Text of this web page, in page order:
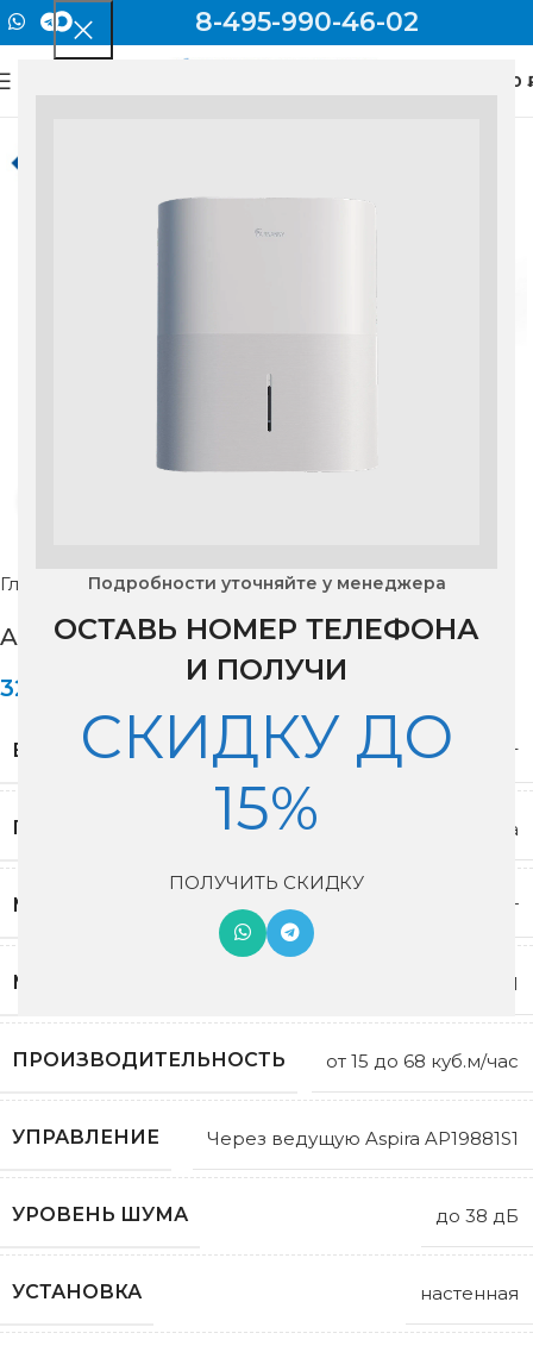
Подробности уточняйте у менеджера
ОСТАВЬ НОМЕР ТЕЛЕФОНА
И ПОЛУЧИ
СКИДКУ ДО
15%
ПОЛУЧИТЬ СКИДКУ
8-495-990-46-02
0
Главная Рекуператоры Aspira
Aspira ecocomfort AP19982S1 ( ведомая)
32,800
ВЕС 2.9 кг
ГАРАНТИЯ 3 года
МАКСИМАЛЬНАЯ МОЩНОСТЬ 4 Вт
МОДЕЛЬ Aspira Ecocomfort AP19982S1
ПРОИЗВОДИТЕЛЬНОСТЬ от 15 до 68 куб.м/час
УПРАВЛЕНИЕ Через ведущую Aspira AP19881S1
УРОВЕНЬ ШУМА до 38 дБ
УСТАНОВКА настенная